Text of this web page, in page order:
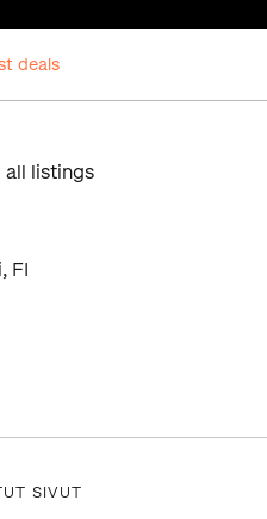
deals
all listings
, FI
SIVUT